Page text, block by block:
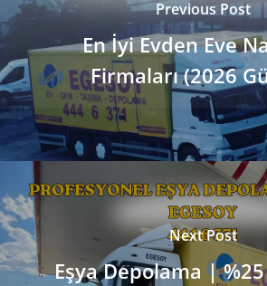
Previous Post
En İyi Evden Eve
Firmaları (2026
Next Post
Eşya Depolama |